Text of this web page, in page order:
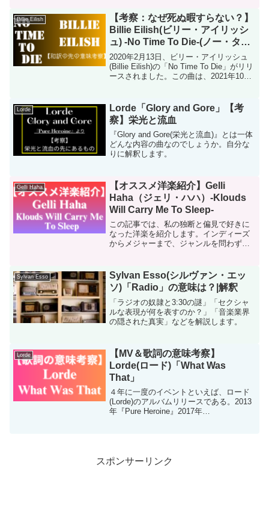
くつかあります...
Billie Eilish
【考察：なぜ死ぬ暇すらない？】
Billie Eilish(ビリー・アイリッシ
ュ) -No Time To Die-(ノー・タイ
ム・トゥ・ダイ)
2020年2月13日、ビリー・アイリッシュ
(Billie Eilish)の「No Time To Die」がリリ
ースされました。この曲は、2021年10月
めにつくら...
Lorde
Lorde「Glory and Gore」【考
察】栄光と流血
『Glory and Gore(栄光と流血)』とは一体
どんな内容の曲なのでしょうか。自分な
りに解釈します。
Gelli Haha
【オススメ洋楽紹介】Gelli
Haha（ジェリ・ハハ）-Klouds
Will Carry Me To Sleep-
この記事では、私の独断と偏見で好きに
なった洋楽を紹介します。インディーズ
からメジャーまで、ジャンルを問わず幅
ィストの方々の魅力が少しでも多くの人
に届けばうれしく思います...
Sylvan Esso
Sylvan Esso(シルヴァン・エッ
ソ)「Radio」の意味は？|解釈
「ラジオの奴隷と3:30の謎」「セクシャ
ルな表現が何を表すのか？」「音楽業界
の隠された真実」などを解説します。
Lorde
【MV＆歌詞の意味考察】
Lorde(ロード)「What Was
That」
４年に一度のイベントといえば、ロード
(Lorde)のアルバムリリースである。2013
年『Pure Heroine』2017年
スポンサーリンク